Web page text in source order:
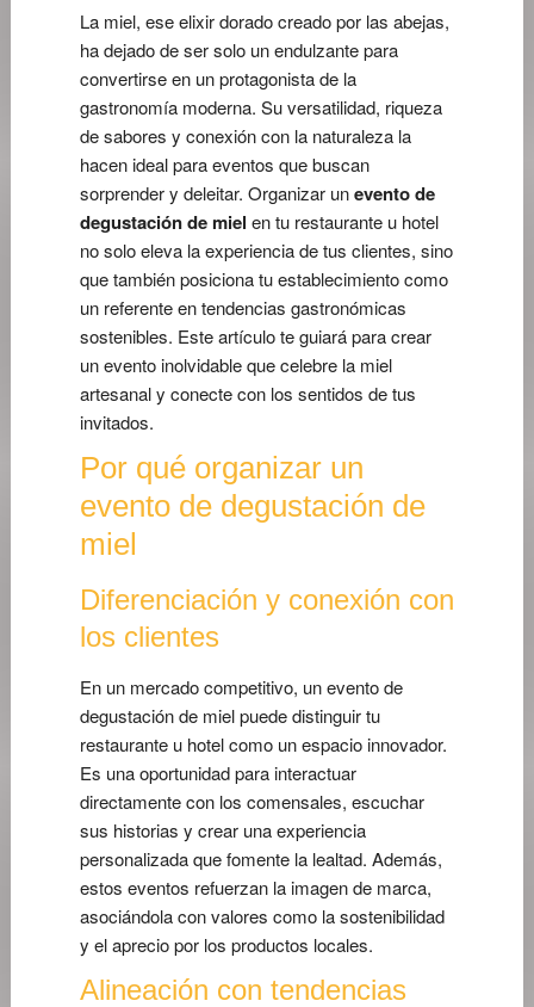
La miel, ese elixir dorado creado por las abejas,
ha dejado de ser solo un endulzante para
convertirse en un protagonista de la
gastronomía moderna. Su versatilidad, riqueza
de sabores y conexión con la naturaleza la
hacen ideal para eventos que buscan
sorprender y deleitar. Organizar unevento de
degustación de miel en tu restaurante u hotel
no solo eleva la experiencia de tus clientes, sino
que también posiciona tu establecimiento como
un referente en tendencias gastronómicas
sostenibles. Este artículo te guiará para crear
un evento inolvidable que celebre la miel
artesanal y conecte con los sentidos de tus
invitados.
Por qué organizar un
evento de degustación de
miel
Diferenciación y conexión con
los clientes
En un mercado competitivo, un evento de
degustación de miel puede distinguir tu
restaurante u hotel como un espacio innovador.
Es una oportunidad para interactuar
directamente con los comensales, escuchar
sus historias y crear una experiencia
personalizada que fomente la lealtad. Además,
estos eventos refuerzan la imagen de marca,
asociándola con valores como la sostenibilidad
y el aprecio por los productos locales.
Alineación con tendencias